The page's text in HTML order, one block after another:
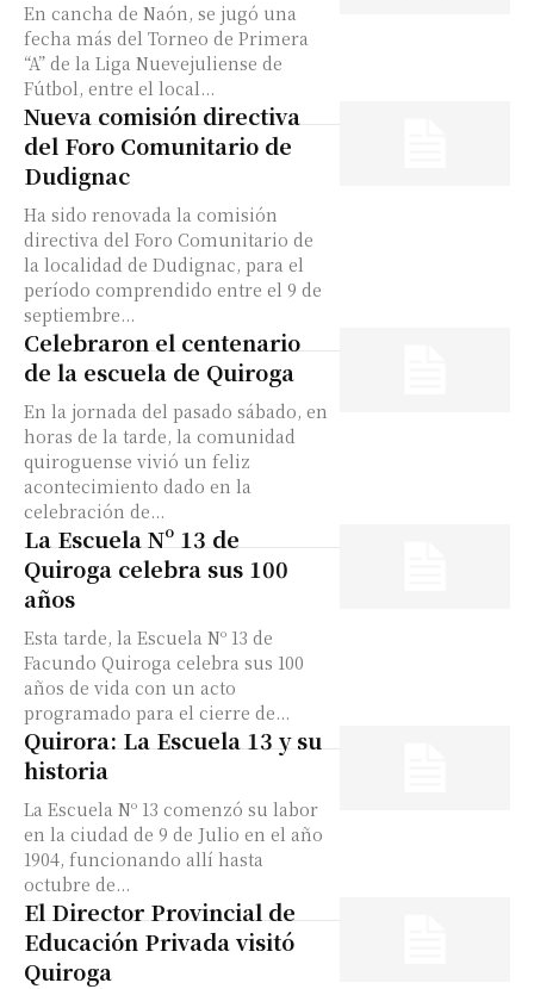
En cancha de Naón, se jugó una
fecha más del Torneo de Primera
“A” de la Liga Nuevejuliense de
Fútbol, entre el local...
Nueva comisión directiva
del Foro Comunitario de
Dudignac
Ha sido renovada la comisión
directiva del Foro Comunitario de
la localidad de Dudignac, para el
período comprendido entre el 9 de
septiembre...
Celebraron el centenario
de la escuela de Quiroga
En la jornada del pasado sábado, en
horas de la tarde, la comunidad
quiroguense vivió un feliz
acontecimiento dado en la
celebración de...
La Escuela Nº 13 de
Quiroga celebra sus 100
años
Esta tarde, la Escuela Nº 13 de
Facundo Quiroga celebra sus 100
años de vida con un acto
programado para el cierre de...
Quirora: La Escuela 13 y su
historia
La Escuela Nº 13 comenzó su labor
en la ciudad de 9 de Julio en el año
1904, funcionando allí hasta
octubre de...
El Director Provincial de
Educación Privada visitó
Quiroga